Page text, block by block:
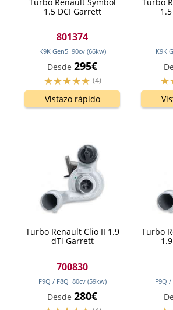
1.5 DCI Garrett
801374
K9K Gen5 90cv (66kw)
Desde 295€
(4)
Vistazo rápido
K9K
Turbo Renault Clio II 1.9
dTi Garrett
700830
F9Q / F8Q 80cv (59kw)
Desde 280€
Turbo
F9Q /